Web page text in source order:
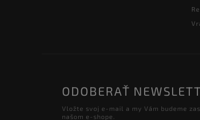
ODOBERAŤ
Vložte svoj e-mail a my Vám budeme
našom e-shope.